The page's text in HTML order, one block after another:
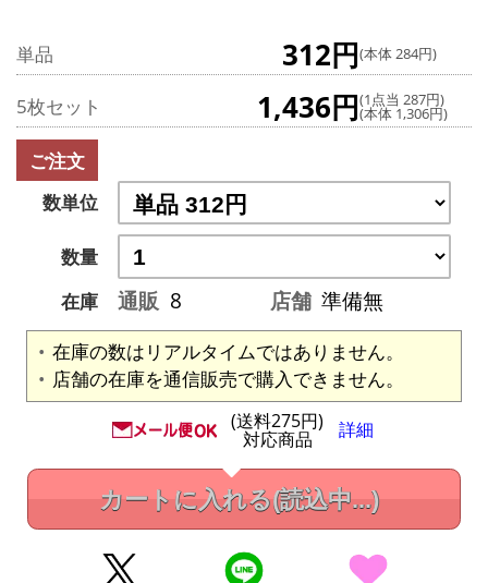
単品 312円(本体 284円)
5枚セット 1,436円(1点当 287円)
(本体 1,306円)
ご注文
数単位
数量
在庫
通販 8 店舗 準備無
在庫の数はリアルタイムではありません。
店舗の在庫を通信販売で購入できません。
(送料275円)
対応商品 詳細
カートに入れる(読込中...)